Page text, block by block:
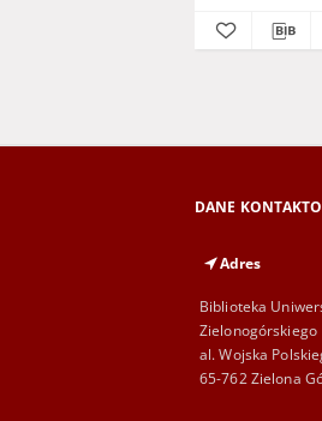
DANE
Adres
Biblioteka
Zielonogórskiego
al. Wojska
65-762 Zielona